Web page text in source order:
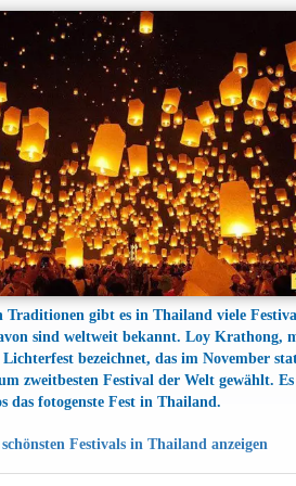
Traditionen gibt es in Thailand viele
sind weltweit bekannt. Loy Krathong,
Lichterfest bezeichnet, das im November
zweitbesten Festival der Welt gewählt.
das fotogenste Fest in Thailand.
Festivals in Thailand anzeigen